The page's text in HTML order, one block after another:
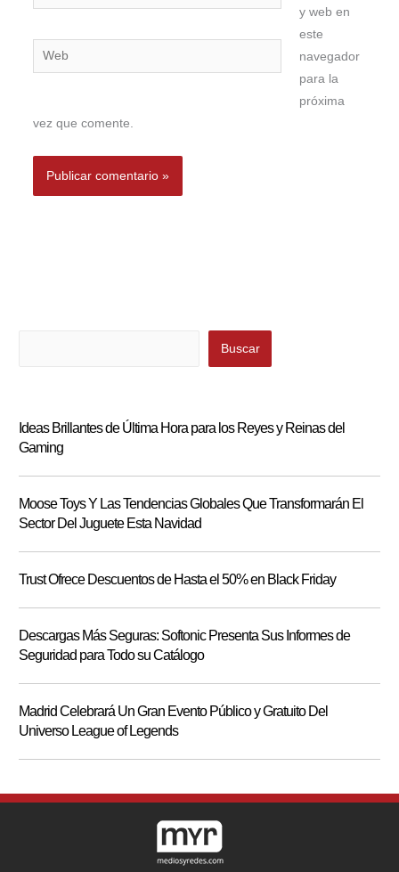
electrónico*
Web
y web en
este
navegador
para la
próxima
vez que comente.
Buscar
Ideas Brillantes de Última Hora para los Reyes y Reinas del
Gaming
Moose Toys Y Las Tendencias Globales Que Transformarán El
Sector Del Juguete Esta Navidad
Trust Ofrece Descuentos de Hasta el 50% en Black Friday
Descargas Más Seguras: Softonic Presenta Sus Informes de
Seguridad para Todo su Catálogo
Madrid Celebrará Un Gran Evento Público y Gratuito Del
Universo League of Legends